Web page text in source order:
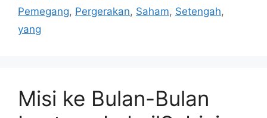
Pemegang, Pergerakan, Saham, Setengah,
yang
Misi ke Bulan-Bulan